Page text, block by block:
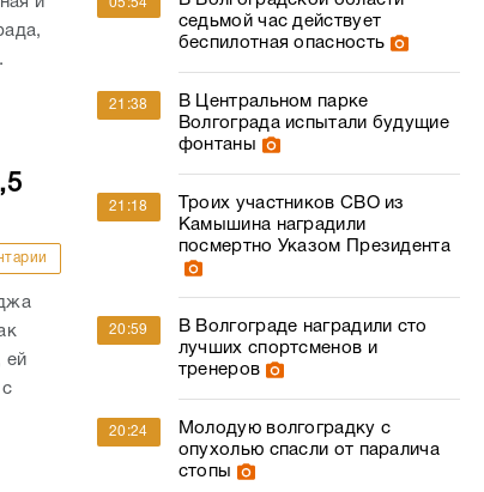
ей
05:54
седьмой час действует
беспилотная опасность
21:38
В Центральном парке
Волгограда испытали будущие
фонтаны
21:18
Троих участников СВО из
Камышина наградили
посмертно Указом Президента
20:59
В Волгограде наградили сто
лучших спортсменов и
тренеров
20:24
Молодую волгоградку с
опухолью спасли от паралича
стопы